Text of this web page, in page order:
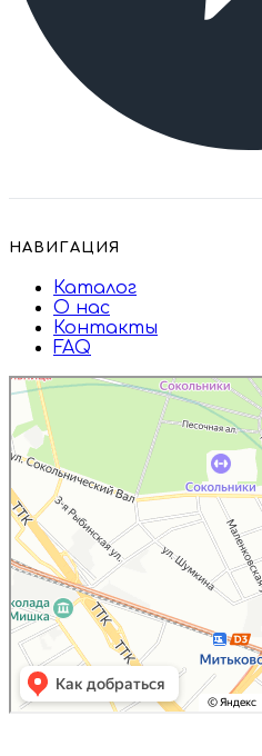
НАВИГАЦИЯ
Каталог
О нас
Контакты
FAQ
Дружба
Пищевые ингредиенты и специи в
Москве
Магазин подарков и сувениров в
Москве